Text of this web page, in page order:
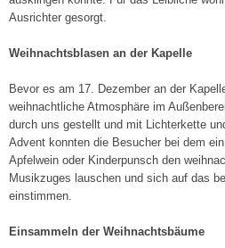
Ausrichter gesorgt.
Weihnachtsblasen an der Kapelle
Bevor es am 17. Dezember an der
weihnachtliche Atmosphäre im
durch uns gestellt und mit Lichterkette
Advent konnten die Besucher bei dem
Apfelwein oder Kinderpunsch den
Musikzuges lauschen und sich auf das
einstimmen.
Einsammeln der Weihnachtsbäume